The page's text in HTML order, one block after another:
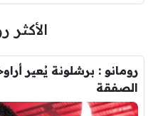
الأكثر
رومانو : برشلونة يُعير
الصفقة